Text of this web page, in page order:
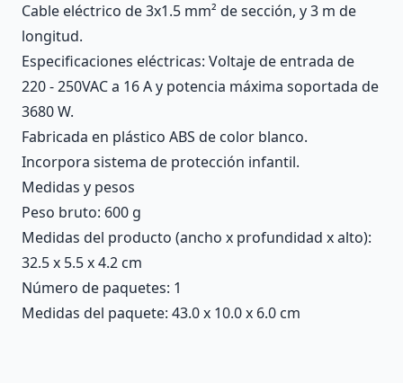
Cable eléctrico de 3x1.5 mm² de sección, y 3 m de
longitud.
Especificaciones eléctricas: Voltaje de entrada de
220 - 250VAC a 16 A y potencia máxima soportada de
3680 W.
Fabricada en plástico ABS de color blanco.
Incorpora sistema de protección infantil.
Medidas y pesos
Peso bruto: 600 g
Medidas del producto (ancho x profundidad x alto):
32.5 x 5.5 x 4.2 cm
Número de paquetes: 1
Medidas del paquete: 43.0 x 10.0 x 6.0 cm